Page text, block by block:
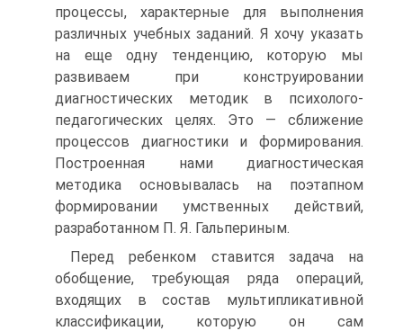
процессы, характерные для выполнения
различных учебных заданий. Я хочу указать
на еще одну тенденцию, которую мы
развиваем при конструировании
диагностических методик в психолого-
педагогических целях. Это — сближение
процессов диагностики и формирования.
Построенная нами диагностическая
методика основывалась на поэтапном
формировании умственных действий,
разработанном П. Я. Гальпериным.
Перед ребенком ставится задача на
обобщение, требующая ряда операций,
входящих в состав мультипликативной
классификации, которую он сам